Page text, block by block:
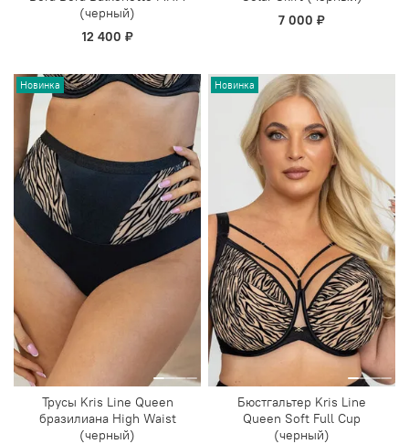
(черный)
12 400 ₽
7 000 ₽
Новинка
Трусы Kris Line Queen
бразилиана High Waist
(черный)
Новинка
Бюстгальтер Kris Line
Queen Soft Full Cup
(черный)